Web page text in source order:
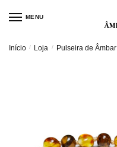
MENU
Início / Loja / Pulseira de Âmbar